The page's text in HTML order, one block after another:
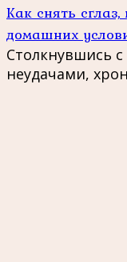
Как снять
домашних
Столкнувшись
неудачами,